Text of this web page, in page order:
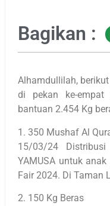
Bagikan :
Alhamdullilah,
di pekan ke-
bantuan 2.454 Kg
1. 350 Mushaf Al
15/03/24 Distribusi
YAMUSA untuk
Fair 2024. Di Taman
2. 150 Kg Beras